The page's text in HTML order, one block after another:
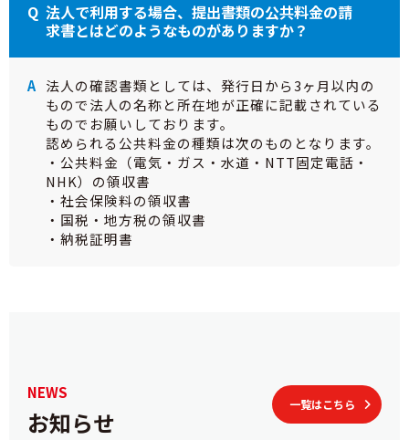
法人で利用する場合、提出書類の公共料金の請
求書とはどのようなものがありますか？
法人の確認書類としては、発行日から3ヶ月以内の
もので法人の名称と所在地が正確に記載されている
ものでお願いしております。
認められる公共料金の種類は次のものとなります。
・公共料金（電気・ガス・水道・NTT固定電話・
NHK）の領収書
・社会保険料の領収書
・国税・地方税の領収書
・納税証明書
NEWS
お知らせ
一覧はこちら